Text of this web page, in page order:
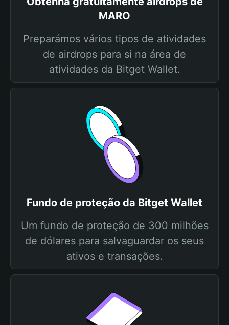
MARO
Preparámos vários tipos de atividades
de airdrops para si na área de
atividades da Bitget Wallet.
Fundo de proteção da Bitget Wallet
Um fundo de proteção de 300 milhões
de dólares para salvaguardar os seus
ativos e transações.